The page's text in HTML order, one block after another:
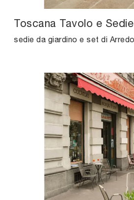
Toscana Tavolo e Sedie